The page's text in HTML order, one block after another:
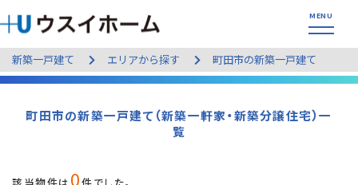
新築一戸建て エリアから探す 町田市の新築一戸建て
町田市の新築一戸建て（新築一軒家・新築分譲住宅）一
覧
0